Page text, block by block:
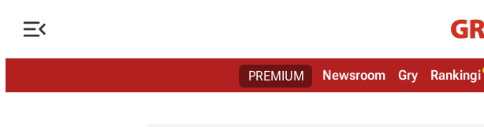

PREMIUM Newsroom Gry Rankingi